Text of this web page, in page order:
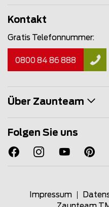
Kontakt
Gratis Telefonnummer:
0800 84 86 888
Über Zaunteam
Folgen Sie uns
Impressum